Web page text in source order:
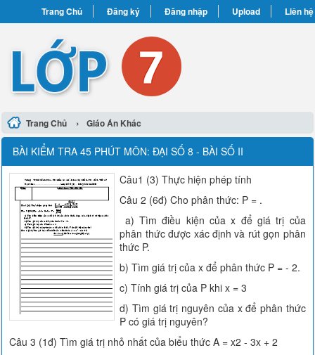
Trang Chủ Đăng ký Đăng nhập Upload Liên hệ
Trang Chủ › Giáo Án Khác
BÀI KIỂM TRA 45 PHÚT MÔN: ĐẠI SỐ 8 - BÀI SỐ II
Câu1 (3) Thực hiện phép tính
Câu 2 (6đ) Cho phân thức: P = .
a) Tìm điều kiện của x để giá trị của
phân thức được xác định và rút gọn phân
thức P.
b) Tìm giá trị của x để phân thức P = - 2.
c) Tính giá trị của P khi x = 3
d) Tìm giá trị nguyên của x để phân thức
P có giá trị nguyên?
Câu 3 (1đ) Tìm giá trị nhỏ nhất của biểu thức A = x2 - 3x + 2